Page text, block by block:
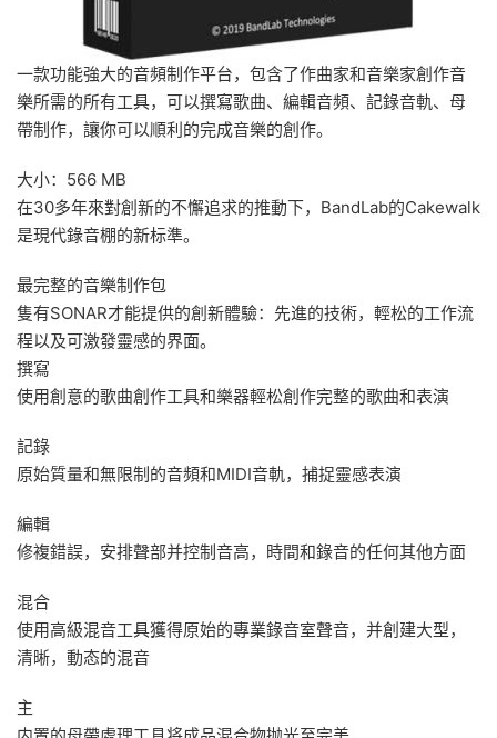
一款功能強大的音頻制作平台，包含了作曲家和音樂家創作音
樂所需的所有工具，可以撰寫歌曲、編輯音頻、記錄音軌、母
帶制作，讓你可以順利的完成音樂的創作。
大小：566 MB
在30多年來對創新的不懈追求的推動下，BandLab的Cakewalk
是現代錄音棚的新标準。
最完整的音樂制作包
隻有SONAR才能提供的創新體驗：先進的技術，輕松的工作流
程以及可激發靈感的界面。
撰寫
使用創意的歌曲創作工具和樂器輕松創作完整的歌曲和表演
記錄
原始質量和無限制的音頻和MIDI音軌，捕捉靈感表演
編輯
修複錯誤，安排聲部并控制音高，時間和錄音的任何其他方面
混合
使用高級混音工具獲得原始的專業錄音室聲音，并創建大型，
清晰，動态的混音
主